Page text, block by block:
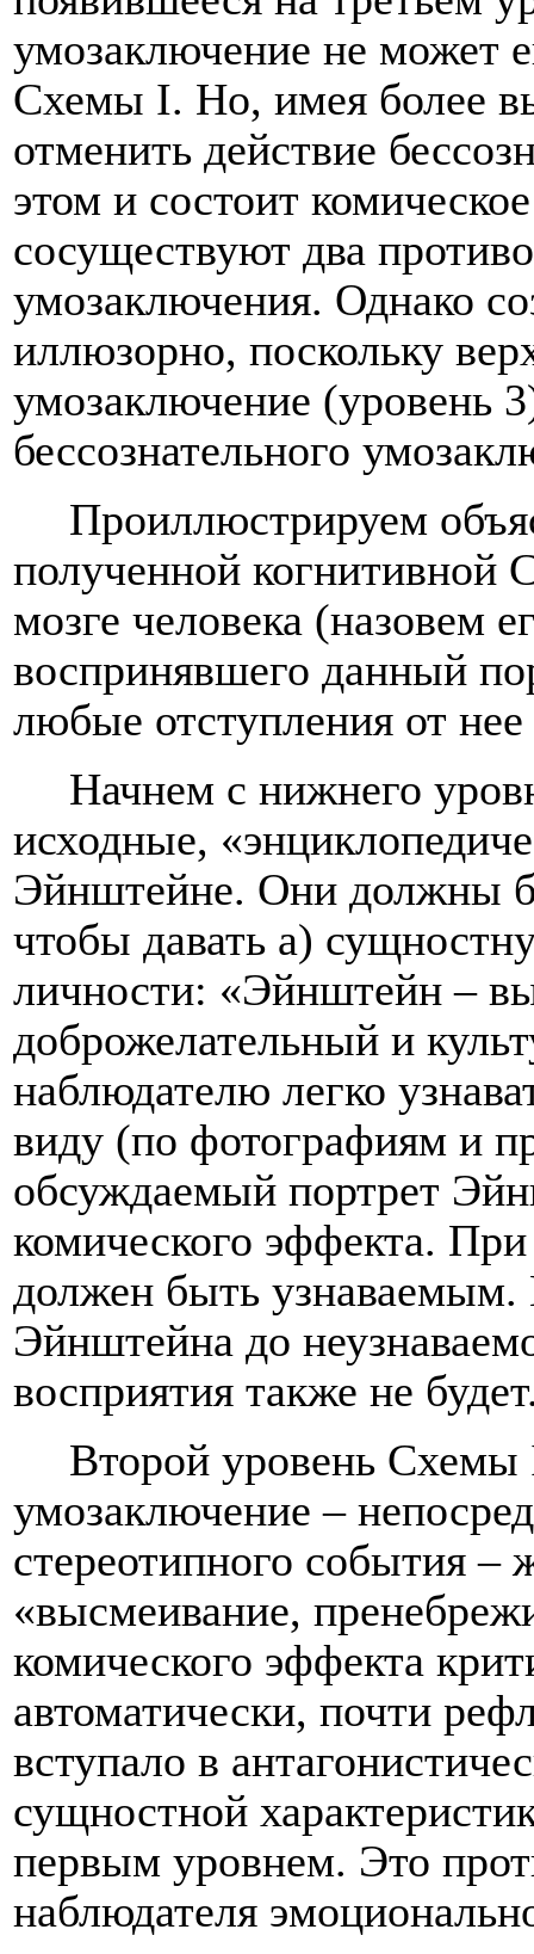
умозаключение не может
Схемы I. Но, имея более
отменить действие
этом и состоит
сосуществуют два
умозаключения. Однако
иллюзорно, поскольку
умозаключение (уровень
бессознательного
Проиллюстрируем
полученной когнитивной
мозге человека (назовем
воспринявшего данный
любые отступления от
Начнем с нижнего
исходные,
Эйнштейне. Они должны
чтобы давать а)
личности: «Эйнштейн –
доброжелательный и
наблюдателю легко
виду (по фотографиям и
обсуждаемый портрет
комического эффекта.
должен быть узнаваемым.
Эйнштейна до
восприятия также не
Второй уровень Схемы
умозаключение –
стереотипного события
«высмеивание,
комического эффекта
автоматически, почти
вступало в
сущностной
первым уровнем. Это
наблюдателя